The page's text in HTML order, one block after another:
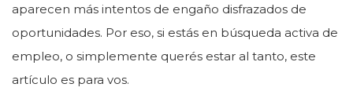
aparecen más intentos de engaño disfrazados de
oportunidades. Por eso, si estás en búsqueda activa de
empleo, o simplemente querés estar al tanto, este
artículo es para vos.